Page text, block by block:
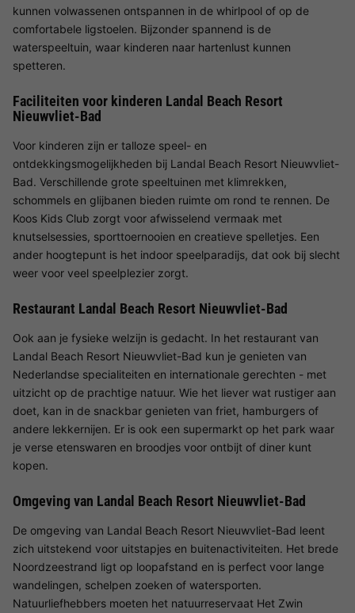
kunnen volwassenen ontspannen in de whirlpool of op de
comfortabele ligstoelen. Bijzonder spannend is de
waterspeeltuin, waar kinderen naar hartenlust kunnen
spetteren.
Faciliteiten voor kinderen Landal Beach Resort
Nieuwvliet-Bad
Voor kinderen zijn er talloze speel- en
ontdekkingsmogelijkheden bij Landal Beach Resort Nieuwvliet-
Bad. Verschillende grote speeltuinen met klimrekken,
schommels en glijbanen bieden ruimte om rond te rennen. De
Koos Kids Club zorgt voor afwisselend vermaak met
knutselsessies, sporttoernooien en creatieve spelletjes. Een
ander hoogtepunt is het indoor speelparadijs, dat ook bij slecht
weer voor veel speelplezier zorgt.
Restaurant Landal Beach Resort Nieuwvliet-Bad
Ook aan je fysieke welzijn is gedacht. In het restaurant van
Landal Beach Resort Nieuwvliet-Bad kun je genieten van
Nederlandse specialiteiten en internationale gerechten - met
uitzicht op de prachtige natuur. Wie het liever wat rustiger aan
doet, kan in de snackbar genieten van friet, hamburgers of
andere lekkernijen. Er is ook een supermarkt op het park waar
je verse etenswaren en broodjes voor ontbijt of diner kunt
kopen.
Omgeving van Landal Beach Resort Nieuwvliet-Bad
De omgeving van Landal Beach Resort Nieuwvliet-Bad leent
zich uitstekend voor uitstapjes en buitenactiviteiten. Het brede
Noordzeestrand ligt op loopafstand en is perfect voor lange
wandelingen, schelpen zoeken of watersporten.
Natuurliefhebbers moeten het natuurreservaat Het Zwin